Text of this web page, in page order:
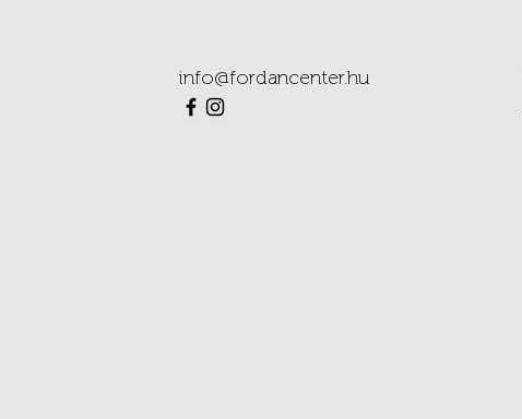
info@fordancenter.hu